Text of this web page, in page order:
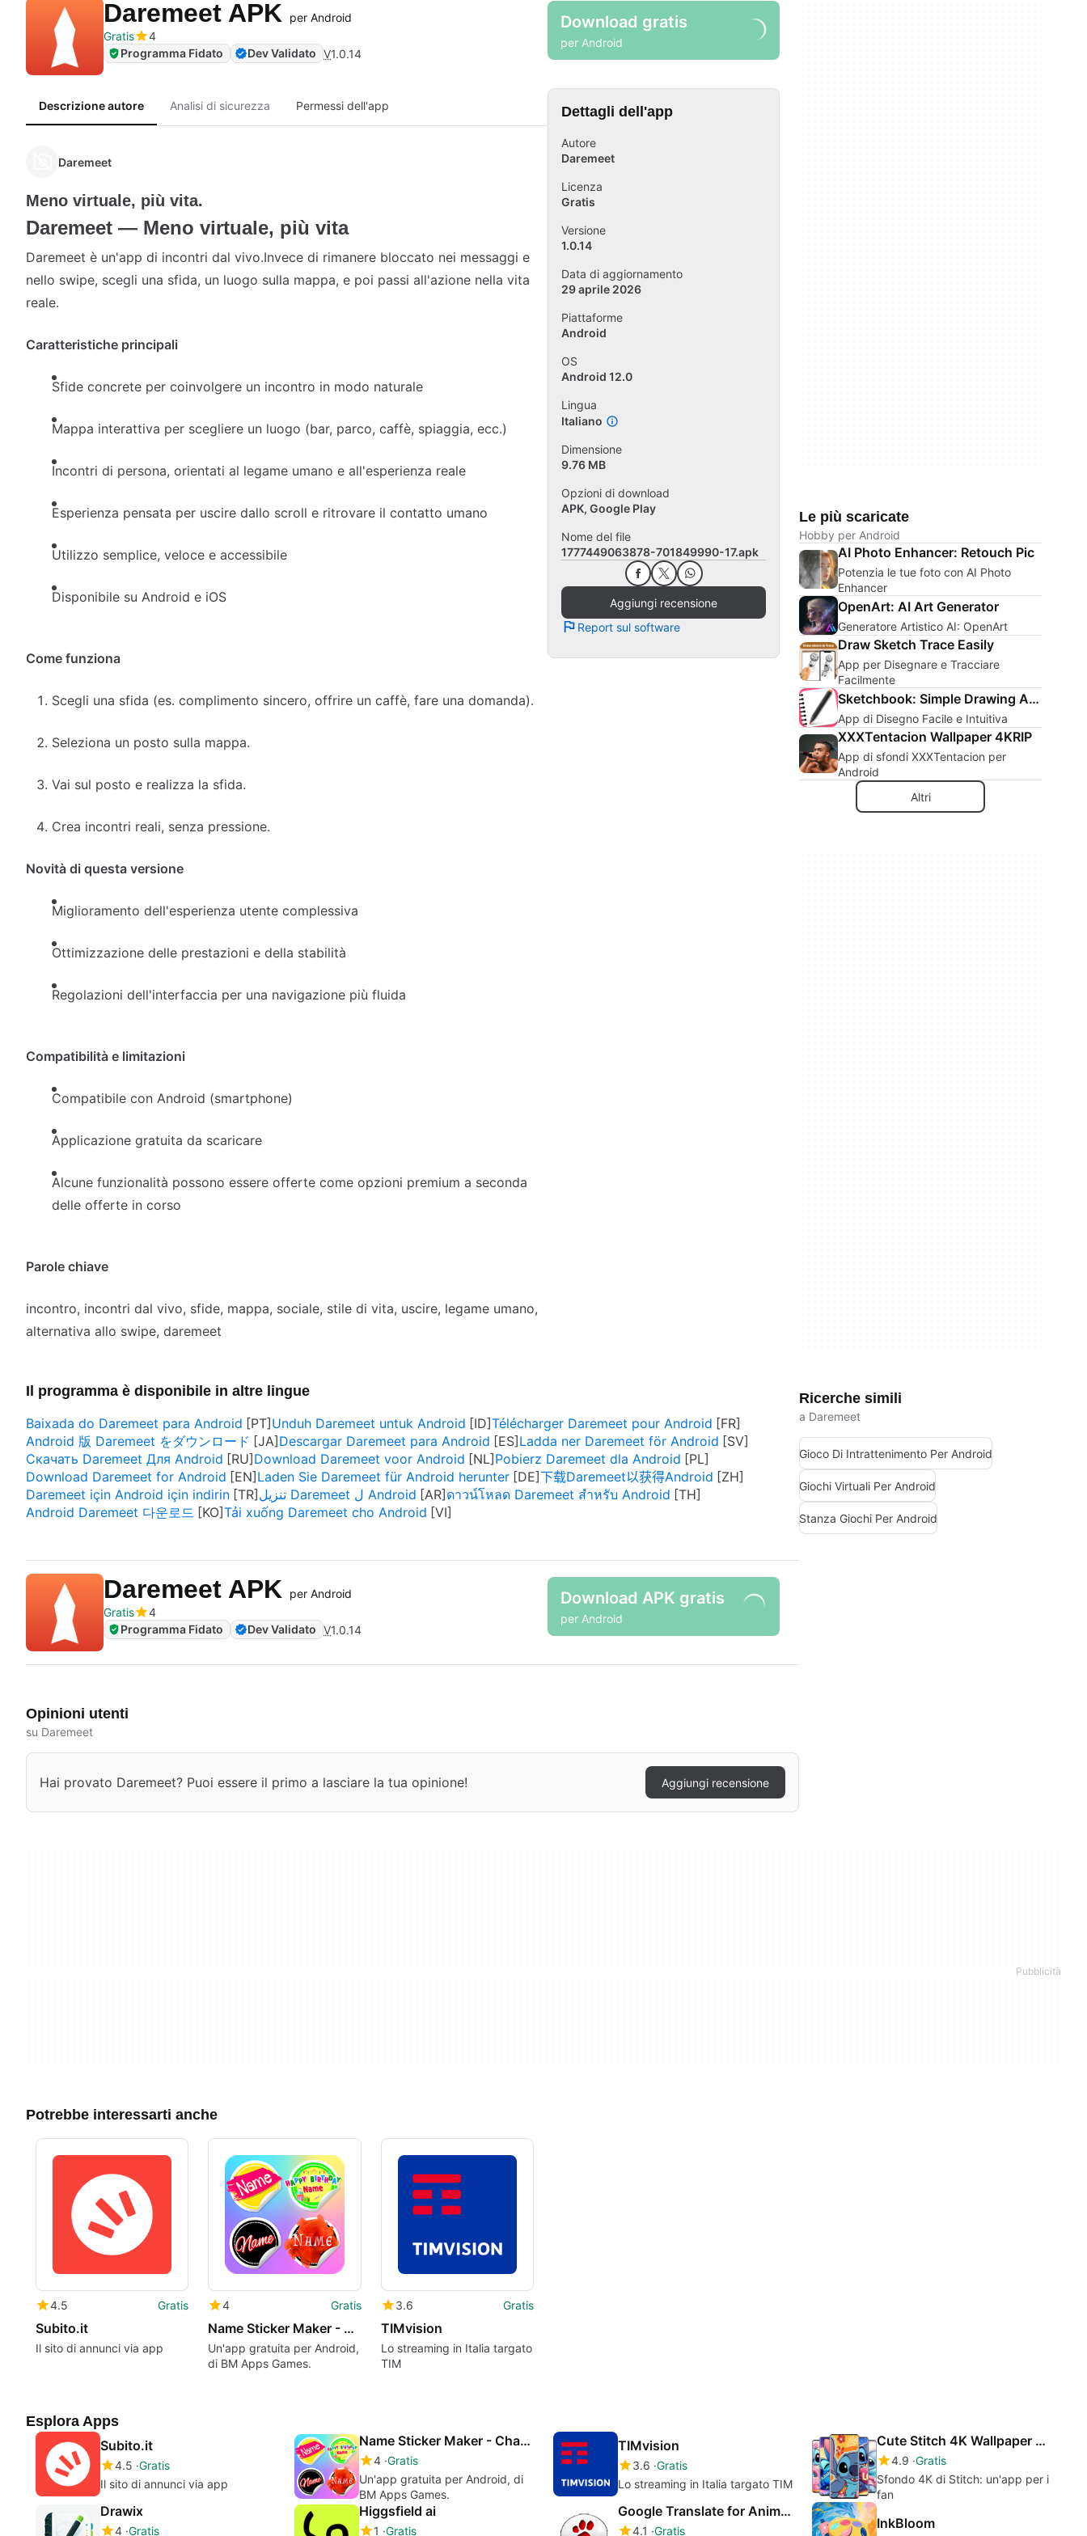
Daremeet APK
per Android
Gratis
4
Programma Fidato
Dev Validato V1.0.14
Download gratis
per Android
Descrizione autore Analisi di sicurezza Permessi dell'app
Daremeet
Meno virtuale, più vita.
Daremeet — Meno virtuale, più vita
Daremeet è un'app di incontri dal vivo.Invece di rimanere bloccato nei messaggi e
nello swipe, scegli una sfida, un luogo sulla mappa, e poi passi all'azione nella vita
reale.
Caratteristiche principali
Sfide concrete per coinvolgere un incontro in modo naturale
Mappa interattiva per scegliere un luogo (bar, parco, caffè, spiaggia, ecc.)
Incontri di persona, orientati al legame umano e all'esperienza reale
Esperienza pensata per uscire dallo scroll e ritrovare il contatto umano
Utilizzo semplice, veloce e accessibile
Disponibile su Android e iOS
Come funziona
Scegli una sfida (es. complimento sincero, offrire un caffè, fare una domanda).
Seleziona un posto sulla mappa.
Vai sul posto e realizza la sfida.
Crea incontri reali, senza pressione.
Novità di questa versione
Miglioramento dell'esperienza utente complessiva
Ottimizzazione delle prestazioni e della stabilità
Regolazioni dell'interfaccia per una navigazione più fluida
Compatibilità e limitazioni
Compatibile con Android (smartphone)
Applicazione gratuita da scaricare
Alcune funzionalità possono essere offerte come opzioni premium a seconda
delle offerte in corso
Parole chiave
incontro, incontri dal vivo, sfide, mappa, sociale, stile di vita, uscire, legame umano,
alternativa allo swipe, daremeet
Dettagli dell'app
Autore
Daremeet
Licenza
Gratis
Versione
1.0.14
Data di aggiornamento
29 aprile 2026
Piattaforme
Android
OS
Android 12.0
Lingua
Italiano
Dimensione
9.76 MB
Opzioni di download
APK, Google Play
Nome del file
1777449063878-701849990-17.apk
Aggiungi recensione
Report sul software
Il programma è disponibile in altre lingue
Baixada do Daremeet para Android
Unduh Daremeet untuk Android
Télécharger Daremeet pour Android
Android 版 Daremeet をダウンロード
Descargar Daremeet para Android
Ladda ner Daremeet för Android
Скачать Daremeet Для Android
Download Daremeet voor Android
Pobierz Daremeet dla Android
Download Daremeet for Android
Laden Sie Daremeet für Android herunter
下载Daremeet以获得Android
Daremeet için Android için indirin
تنزيل Daremeet ل Android
ดาวน์โหลด Daremeet สำหรับ Android
Android Daremeet 다운로드
Tải xuống Daremeet cho Android
Daremeet APK
per Android
Gratis
4
Programma Fidato
Dev Validato V1.0.14
Download APK gratis
per Android
Opinioni utenti
su Daremeet
Hai provato Daremeet? Puoi essere il primo a lasciare la tua opinione! Aggiungi recensione
Le più scaricate
Hobby per Android
AI Photo Enhancer: Retouch Pic
Potenzia le tue foto con AI Photo
Enhancer
OpenArt: AI Art Generator
Generatore Artistico AI: OpenArt
Draw Sketch Trace Easily
App per Disegnare e Tracciare
Facilmente
Sketchbook: Simple Drawing App
App di Disegno Facile e Intuitiva
XXXTentacion Wallpaper 4KRIP
App di sfondi XXXTentacion per
Android
Altri
Ricerche simili
a Daremeet
Gioco Di Intrattenimento Per Android
Giochi Virtuali Per Android
Stanza Giochi Per Android
Potrebbe interessarti anche
4.5 Gratis
Subito.it
Il sito di annunci via app
4 Gratis
Name Sticker Maker - Chat Stickers
Un'app gratuita per Android,
di BM Apps Games.
3.6 Gratis
TIMvision
Lo streaming in Italia targato
TIM
Esplora Apps
Subito.it
4.5 Gratis
Il sito di annunci via app
Name Sticker Maker - Chat Stickers
4 Gratis
Un'app gratuita per Android, di
BM Apps Games.
TIMvision
3.6 Gratis
Lo streaming in Italia targato TIM
Cute Stitch 4K Wallpaper Lilo
4.9 Gratis
Sfondo 4K di Stitch: un'app per i
fan
Drawix
4 Gratis
Higgsfield ai
1 Gratis
Google Translate for Animals
4.1 Gratis InkBloom